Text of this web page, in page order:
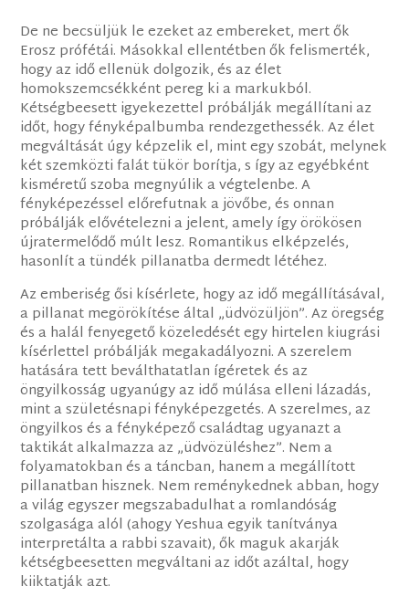
De ne becsüljük le ezeket az embereket, mert ők
Erosz prófétái. Másokkal ellentétben ők felismerték,
hogy az idő ellenük dolgozik, és az élet
homokszemcsékként pereg ki a markukból.
Kétségbeesett igyekezettel próbálják megállítani az
időt, hogy fényképalbumba rendezgethessék. Az élet
megváltását úgy képzelik el, mint egy szobát, melynek
két szemközti falát tükör borítja, s így az egyébként
kisméretű szoba megnyúlik a végtelenbe. A
fényképezéssel előrefutnak a jövőbe, és onnan
próbálják elővételezni a jelent, amely így örökösen
újratermelődő múlt lesz. Romantikus elképzelés,
hasonlít a tündék pillanatba dermedt létéhez.
Az emberiség ősi kísérlete, hogy az idő megállításával,
a pillanat megörökítése által „üdvözüljön”. Az öregség
és a halál fenyegető közeledését egy hirtelen kiugrási
kísérlettel próbálják megakadályozni. A szerelem
hatására tett beválthatatlan ígéretek és az
öngyilkosság ugyanúgy az idő múlása elleni lázadás,
mint a születésnapi fényképezgetés. A szerelmes, az
öngyilkos és a fényképező családtag ugyanazt a
taktikát alkalmazza az „üdvözüléshez”. Nem a
folyamatokban és a táncban, hanem a megállított
pillanatban hisznek. Nem reménykednek abban, hogy
a világ egyszer megszabadulhat a romlandóság
szolgasága alól (ahogy Yeshua egyik tanítványa
interpretálta a rabbi szavait), ők maguk akarják
kétségbeesetten megváltani az időt azáltal, hogy
kiiktatják azt.